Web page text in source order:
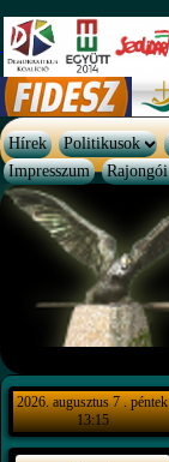
Hírek Politikusok
Impresszum
2026. augusztus 7 . péntek
13:15